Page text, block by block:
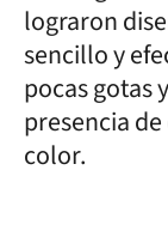
lograron
sencillo y
pocas gotas
presencia
color.